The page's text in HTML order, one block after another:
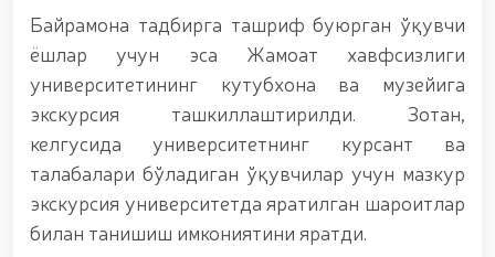
Тошкент
(https://t.me/milliygvardiyauz_official/
замонавий мегаполислари андозаси асосида янада
ривожлантирилади / / Маънавий-маърифий
семинар-тренинг ўтказилди / / Қорақалпоғистон
Республикасида гвардиячилар томонидан
(ҳттпс://телегра.пҳ/Қорақалпог%СА%ББистон-
Республикасида-гвардиячилари-томонидан-
қизил-китобга-киритилган-о%СА%ББсимликни-
ноқонуний-равишда-олиб-кетаётган-12-16), Қизил
китобга киритилган ўсимликни ноқонуний равишда
Байрамона тадбирга ташриф буюрган ўқувчи
ёшлар учун эса Жамоат хавфсизлиги
университетининг кутубхона ва музейига
экскурсия ташкиллаштирилди. Зотан,
келгусида университетнинг курсант ва
талабалари бўладиган ўқувчилар учун мазкур
экскурсия университетда яратилган шароитлар
билан танишиш имкониятини яратди.